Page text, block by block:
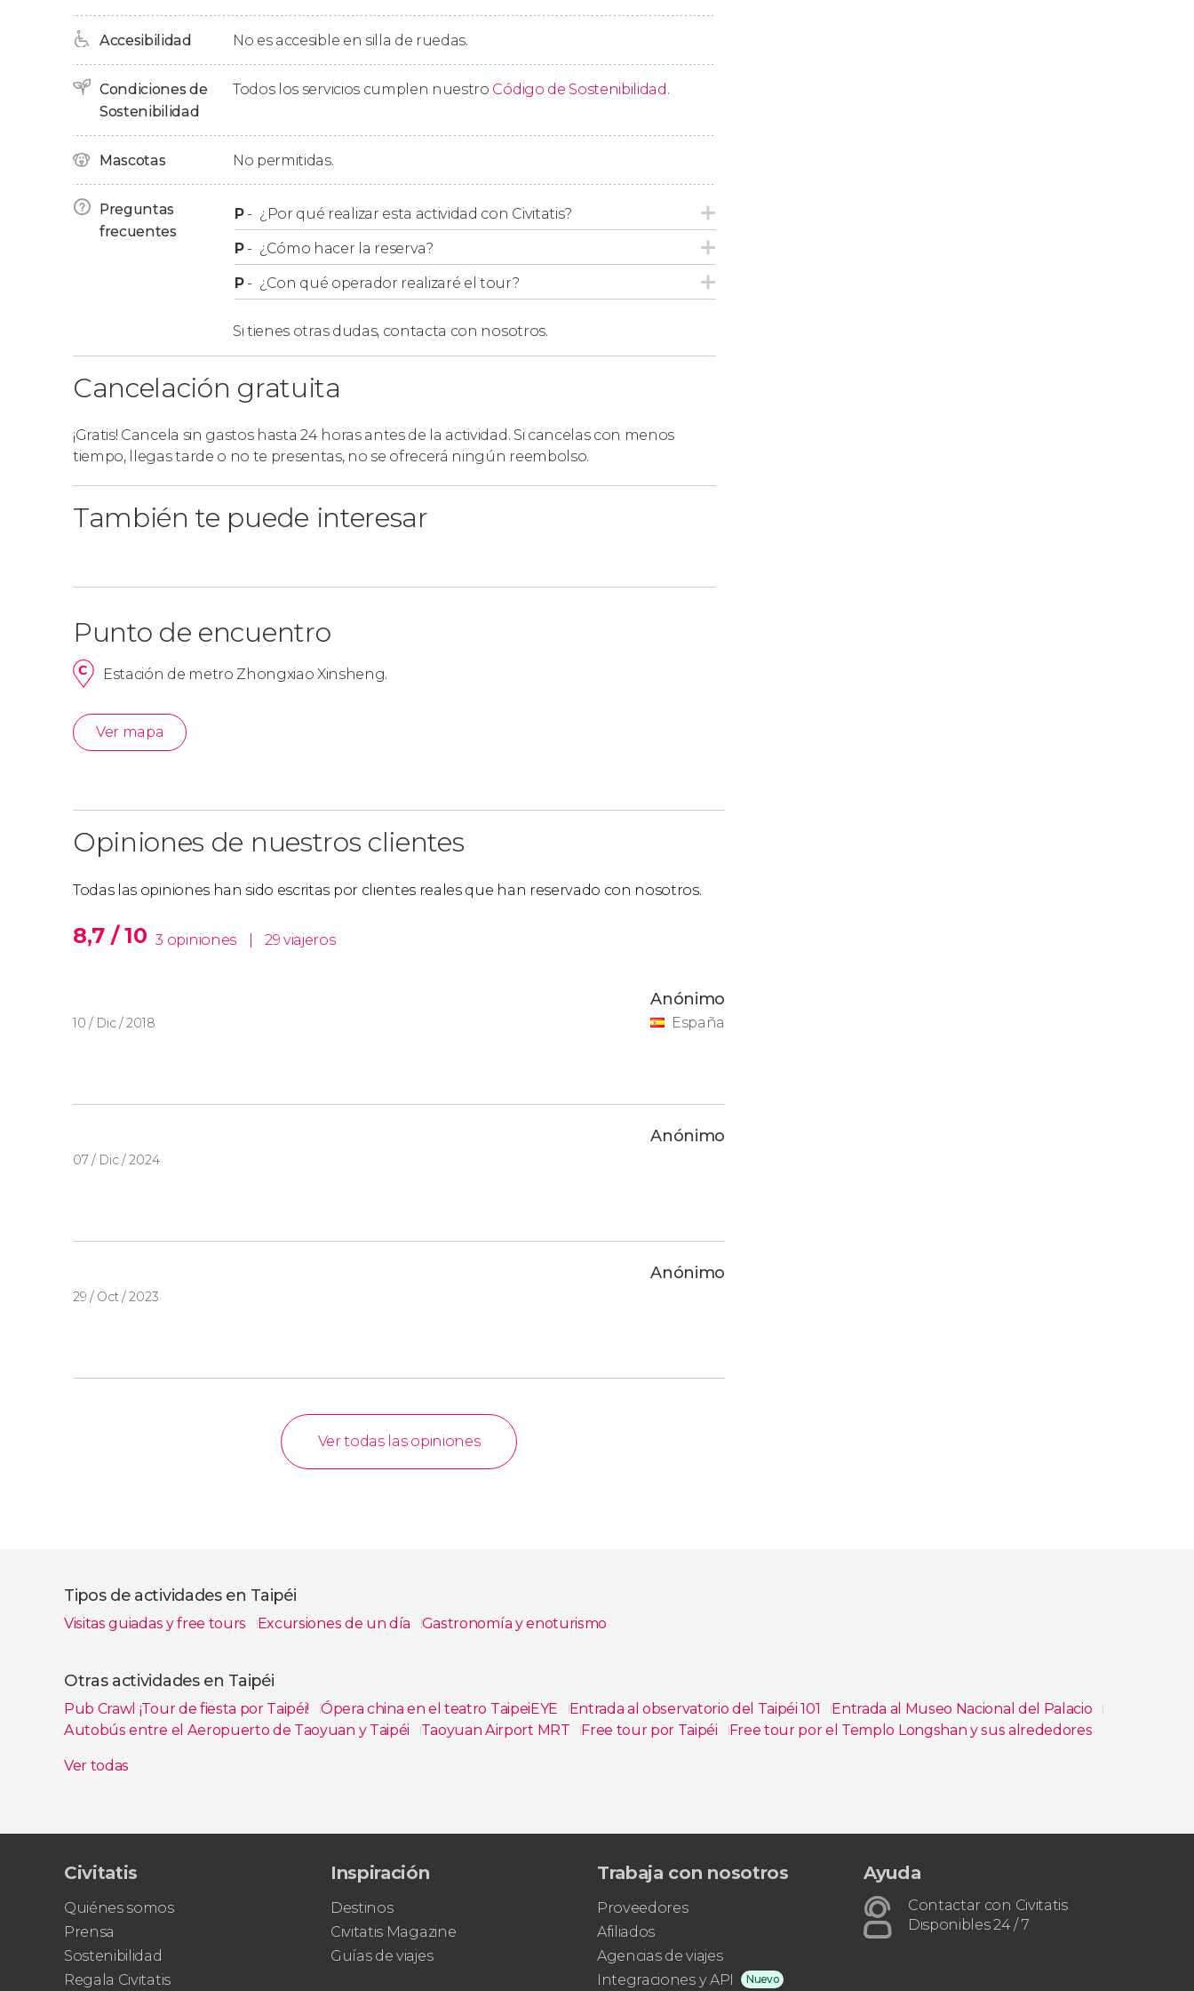
Accesibilidad No es accesible en silla de ruedas.
Condiciones de
Sostenibilidad
Todos los servicios cumplen nuestro Código de Sostenibilidad .
Mascotas No permitidas.
Preguntas
frecuentes
P- ¿Por qué realizar esta actividad con Civitatis?
P- ¿Cómo hacer la reserva?
P- ¿Con qué operador realizaré el tour?
Si tienes otras dudas, contacta con nosotros.
Cancelación gratuita
¡Gratis! Cancela sin gastos hasta 24 horas antes de la actividad. Si cancelas con menos
tiempo, llegas tarde o no te presentas, no se ofrecerá ningún reembolso.
También te puede interesar
Punto de encuentro
Estación de metro Zhongxiao Xinsheng.
Ver mapa
Opiniones de nuestros clientes
Todas las opiniones han sido escritas por clientes reales que han reservado con nosotros.
8,7 / 10 3 opiniones 29 viajeros
10 / Dic / 2018
Anónimo
España
07 / Dic / 2024
Anónimo
29 / Oct / 2023
Anónimo
Ver todas las opiniones
Tipos de actividades en Taipéi
Visitas guiadas y free tours Excursiones de un día Gastronomía y enoturismo
Otras actividades en Taipéi
Pub Crawl ¡Tour de fiesta por Taipéi! Ópera china en el teatro TaipeiEYE Entrada al observatorio del Taipéi 101
Entrada al Museo Nacional del Palacio
Autobús entre el Aeropuerto de Taoyuan y Taipéi
Taoyuan Airport MRT Free tour por Taipéi
Free tour por el Templo Longshan y sus alrededores
Ver todas
Civitatis
Quiénes somos
Prensa
Sostenibilidad
Regala Civitatis
Inspiración
Destinos
Civitatis Magazine
Guías de viajes
Trabaja con nosotros
Proveedores
Afiliados
Agencias de viajes
Integraciones y API
Nuevo
Ayuda
Contactar con Civitatis
Disponibles 24 / 7